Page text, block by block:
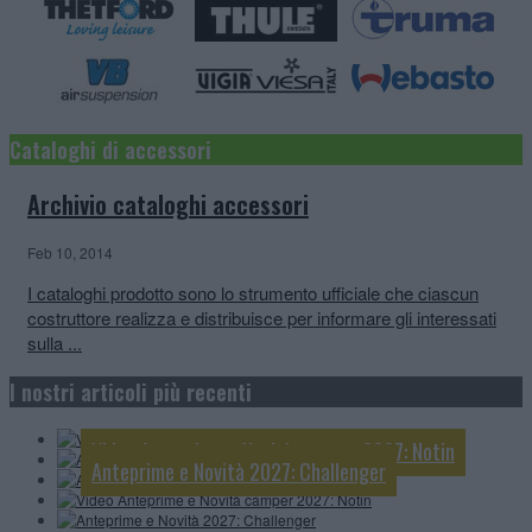
Cataloghi di accessori
Archivio cataloghi accessori
Feb 10, 2014
I cataloghi prodotto sono lo strumento ufficiale che ciascun
costruttore realizza e distribuisce per informare gli interessati
sulla ...
I nostri articoli più recenti
McLouis
Anteprime e Novità 2027: Knaus
Anteprime e Novità 2027: Mobilvetta
Video Anteprime e Novità camper 2027: Notin
Anteprime e Novità 2027: Challenger